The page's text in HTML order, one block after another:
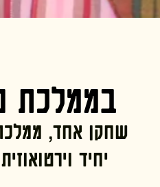
בממלכת
שחקן אחד,
יחיד